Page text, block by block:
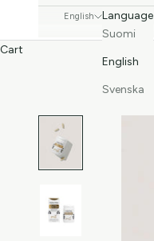
English
Language
Suomi
English
Svenska
Cart